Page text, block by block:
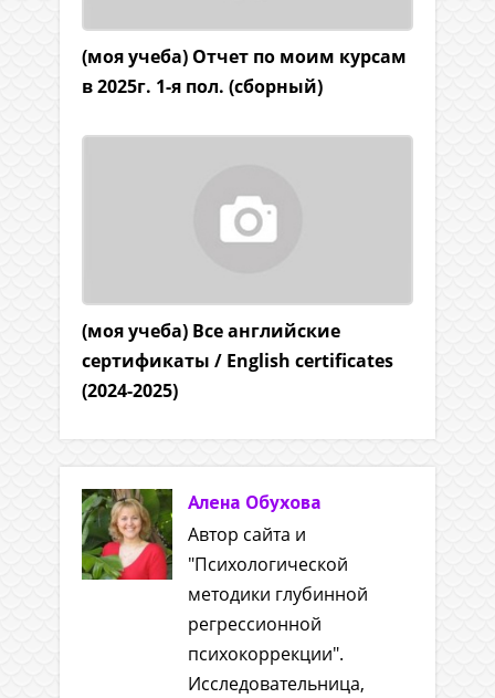
(моя учеба) Отчет по моим курсам
в 2025г. 1-я пол. (сборный)
(моя учеба) Все английские
сертификаты / English certificates
(2024-2025)
Алена Обухова
Автор сайта и
"Психологической
методики глубинной
регрессионной
психокоррекции".
Исследовательница,